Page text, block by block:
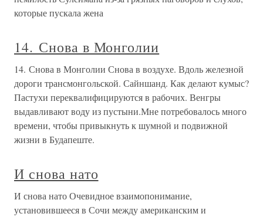
которые пускала жена
14. Снова в Монголии
14. Снова в Монголии Снова в воздухе. Вдоль железной
дороги трансмонгольской. Сайншанд. Как делают кумыс?
Пастухи переквалифицируются в рабочих. Венгры
выдавливают воду из пустыни.Мне потребовалось много
времени, чтобы привыкнуть к шумной и подвижной
жизни в Будапеште.
И снова нато
И снова нато Очевидное взаимопонимание,
установившееся в Сочи между американским и